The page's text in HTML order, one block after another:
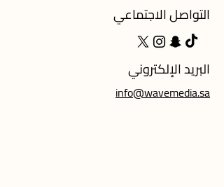
التواصل الاجتماعي
البريد الإلكتروني
info@wavemedia.sa